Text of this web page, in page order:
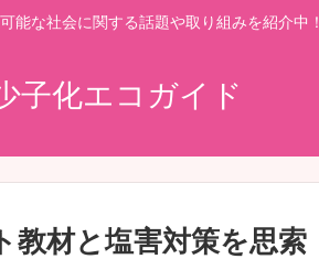
能な社会に関する話題や取り組みを紹介中！
子化エコガイド
教材と塩害対策を思索